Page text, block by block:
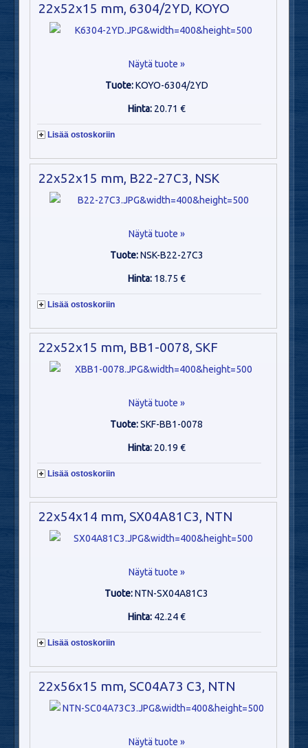
22x52x15 mm, 6304/2YD, KOYO
Näytä tuote »
Tuote:KOYO-6304/2YD
Hinta: 20.71 €
Lisää ostoskoriin
22x52x15 mm, B22-27C3, NSK
Näytä tuote »
Tuote:NSK-B22-27C3
Hinta: 18.75 €
Lisää ostoskoriin
22x52x15 mm, BB1-0078, SKF
Näytä tuote »
Tuote:SKF-BB1-0078
Hinta: 20.19 €
Lisää ostoskoriin
22x54x14 mm, SX04A81C3, NTN
Näytä tuote »
Tuote:NTN-SX04A81C3
Hinta: 42.24 €
Lisää ostoskoriin
22x56x15 mm, SC04A73 C3, NTN
Näytä tuote »